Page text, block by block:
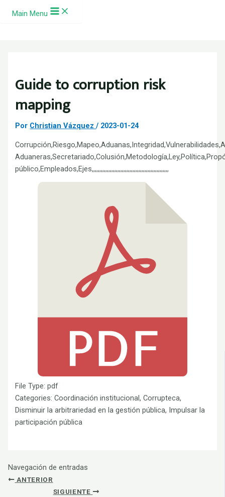
Ir al contenido
Main Menu
Guide to corruption risk
mapping
Por Christian Vázquez/ 2023-01-24
público,Empleados,Ejes,,,,,,,,,,,,,,,,,,,,,,,,,,,,,,,,,,,,,,,,,,,,,,,,,,,
File Type:pdf
Categories:Coordinación institucional, Corrupteca,
Disminuir la arbitrariedad en la gestión pública, Impulsar la
participación pública
Navegación de entradas
ANTERIOR
SIGUIENTE